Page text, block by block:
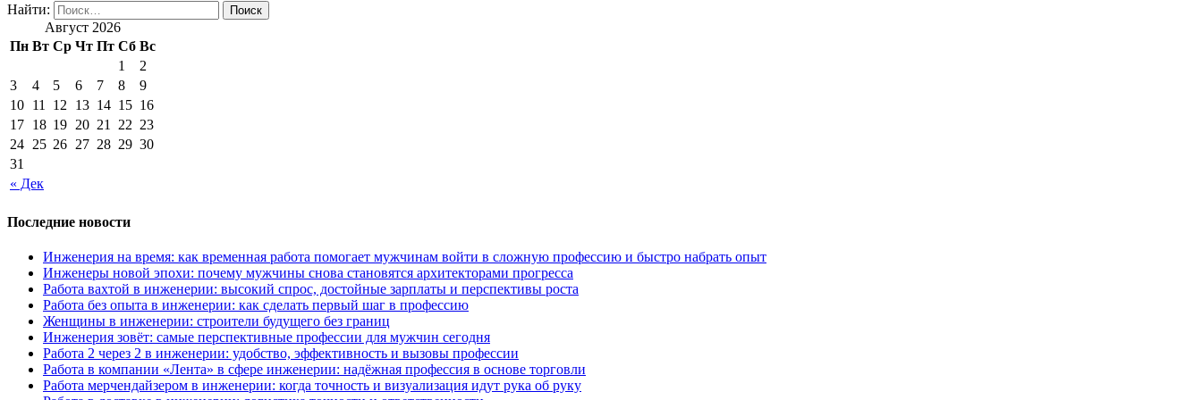
Найти:
Август 2026
Пн Вт Ср Чт Пт Сб Вс
« Дек
1
2
3
4 5 6 7 8
9
10 11 12 13 14 15 16
17 18 19 20 21 22 23
24 25 26 27 28 29 30
31
Последние новости
Инженерия на время: как временная работа помогает мужчинам войти в сложную профессию и быстро набрать опыт
Инженеры новой эпохи: почему мужчины снова становятся архитекторами прогресса
Работа вахтой в инженерии: высокий спрос, достойные зарплаты и перспективы роста
Работа без опыта в инженерии: как сделать первый шаг в профессию
Женщины в инженерии: строители будущего без границ
Инженерия зовёт: самые перспективные профессии для мужчин сегодня
Работа 2 через 2 в инженерии: удобство, эффективность и вызовы профессии
Работа в компании «Лента» в сфере инженерии: надёжная профессия в основе торговли
Работа мерчендайзером в инженерии: когда точность и визуализация идут рука об руку